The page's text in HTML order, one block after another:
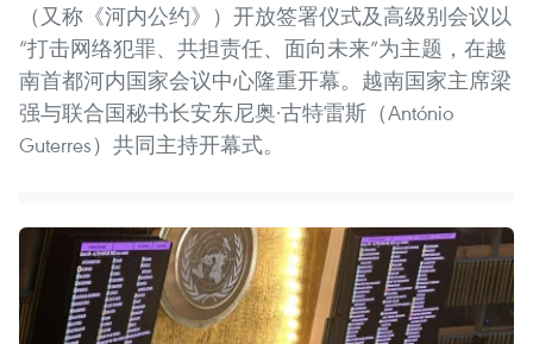
（又称《河内公约》）开放签署仪式及高级别会议以
“打击网络犯罪、共担责任、面向未来”为主题，在越
南首都河内国家会议中心隆重开幕。越南国家主席梁
强与联合国秘书长安东尼奥·古特雷斯（António
Guterres）共同主持开幕式。